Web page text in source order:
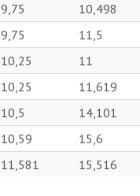
9,75 10,498
9,75 11,5
10,25 11
10,25 11,619
10,5 14,101
10,59 15,6
11,581 15,516